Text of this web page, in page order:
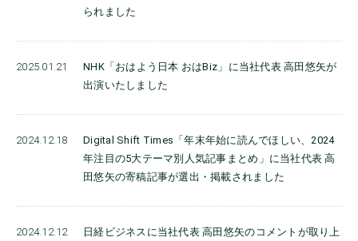
られました
2025.01.21
NHK「おはよう日本 おはBiz」に当社代表 高田悠矢が
出演いたしました
2024.12.18
Digital Shift Times「年末年始に読んでほしい、2024
年注目の5大テーマ別人気記事まとめ」に当社代表 高
田悠矢の寄稿記事が選出・掲載されました
2024.12.12
日経ビジネスに当社代表 高田悠矢のコメントが取り上